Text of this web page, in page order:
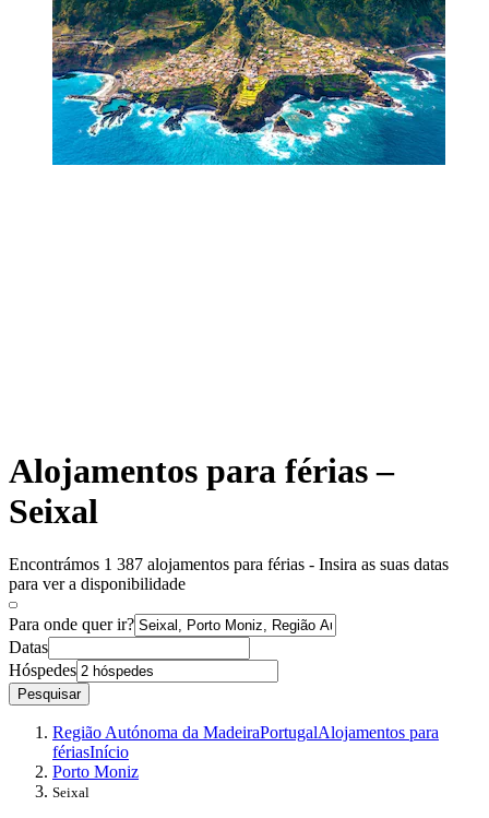
Alojamentos para férias –
Seixal
Encontrámos 1 387 alojamentos para férias - Insira as suas datas
para ver a disponibilidade
Para onde quer ir?
Datas
Hóspedes
Pesquisar
Região Autónoma da MadeiraPortugalAlojamentos para
fériasInício
Porto Moniz
Seixal